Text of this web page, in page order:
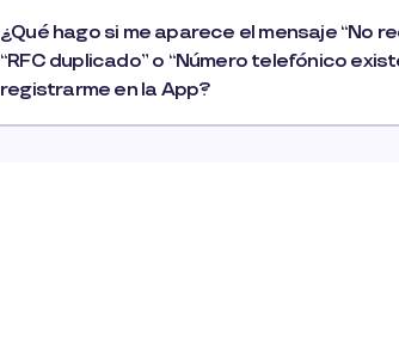
¿Qué hago si me aparece el mensaje “No
“RFC duplicado” o “Número telefónico
registrarme en la App?